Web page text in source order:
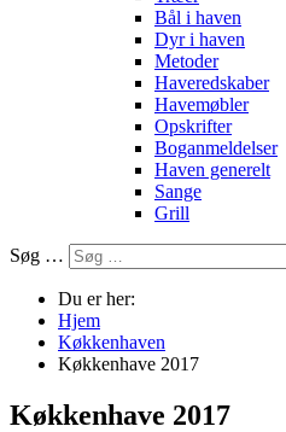
Bål i haven
Dyr i haven
Metoder
Haveredskaber
Havemøbler
Opskrifter
Boganmeldelser
Haven generelt
Sange
Grill
Søg …
Du er her:
Hjem
Køkkenhaven
Køkkenhave 2017
Køkkenhave 2017